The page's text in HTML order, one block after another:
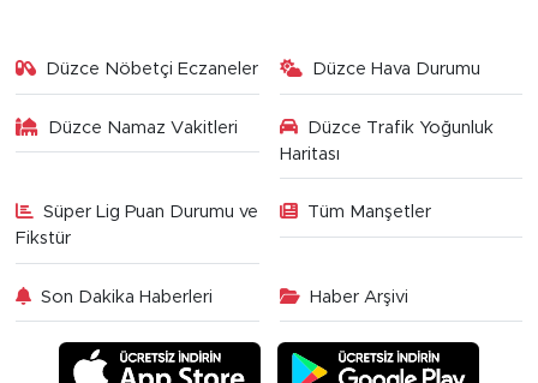
Düzce Nöbetçi Eczaneler Düzce Hava Durumu
Düzce Namaz Vakitleri
Düzce Trafik Yoğunluk
Haritası
Süper Lig Puan Durumu ve
Fikstür
Tüm Manşetler
Son Dakika Haberleri Haber Arşivi